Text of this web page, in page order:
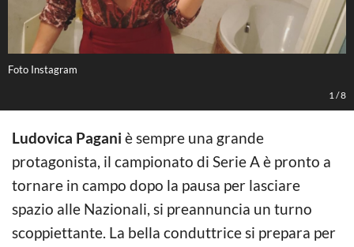
Foto Instagram
1 /8
Ludovica Pagani è sempre una grande
protagonista, il campionato di Serie A è pronto a
tornare in campo dopo la pausa per lasciare
spazio alle Nazionali, si preannuncia un turno
scoppiettante. La bella conduttrice si prepara per